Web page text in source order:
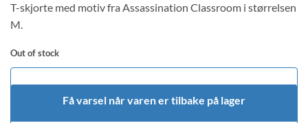
was:
is:
T-skjorte med motiv fra Assassination Classroom i størrelsen
M.
Out of stock
Få varsel når varen er tilbake på lager